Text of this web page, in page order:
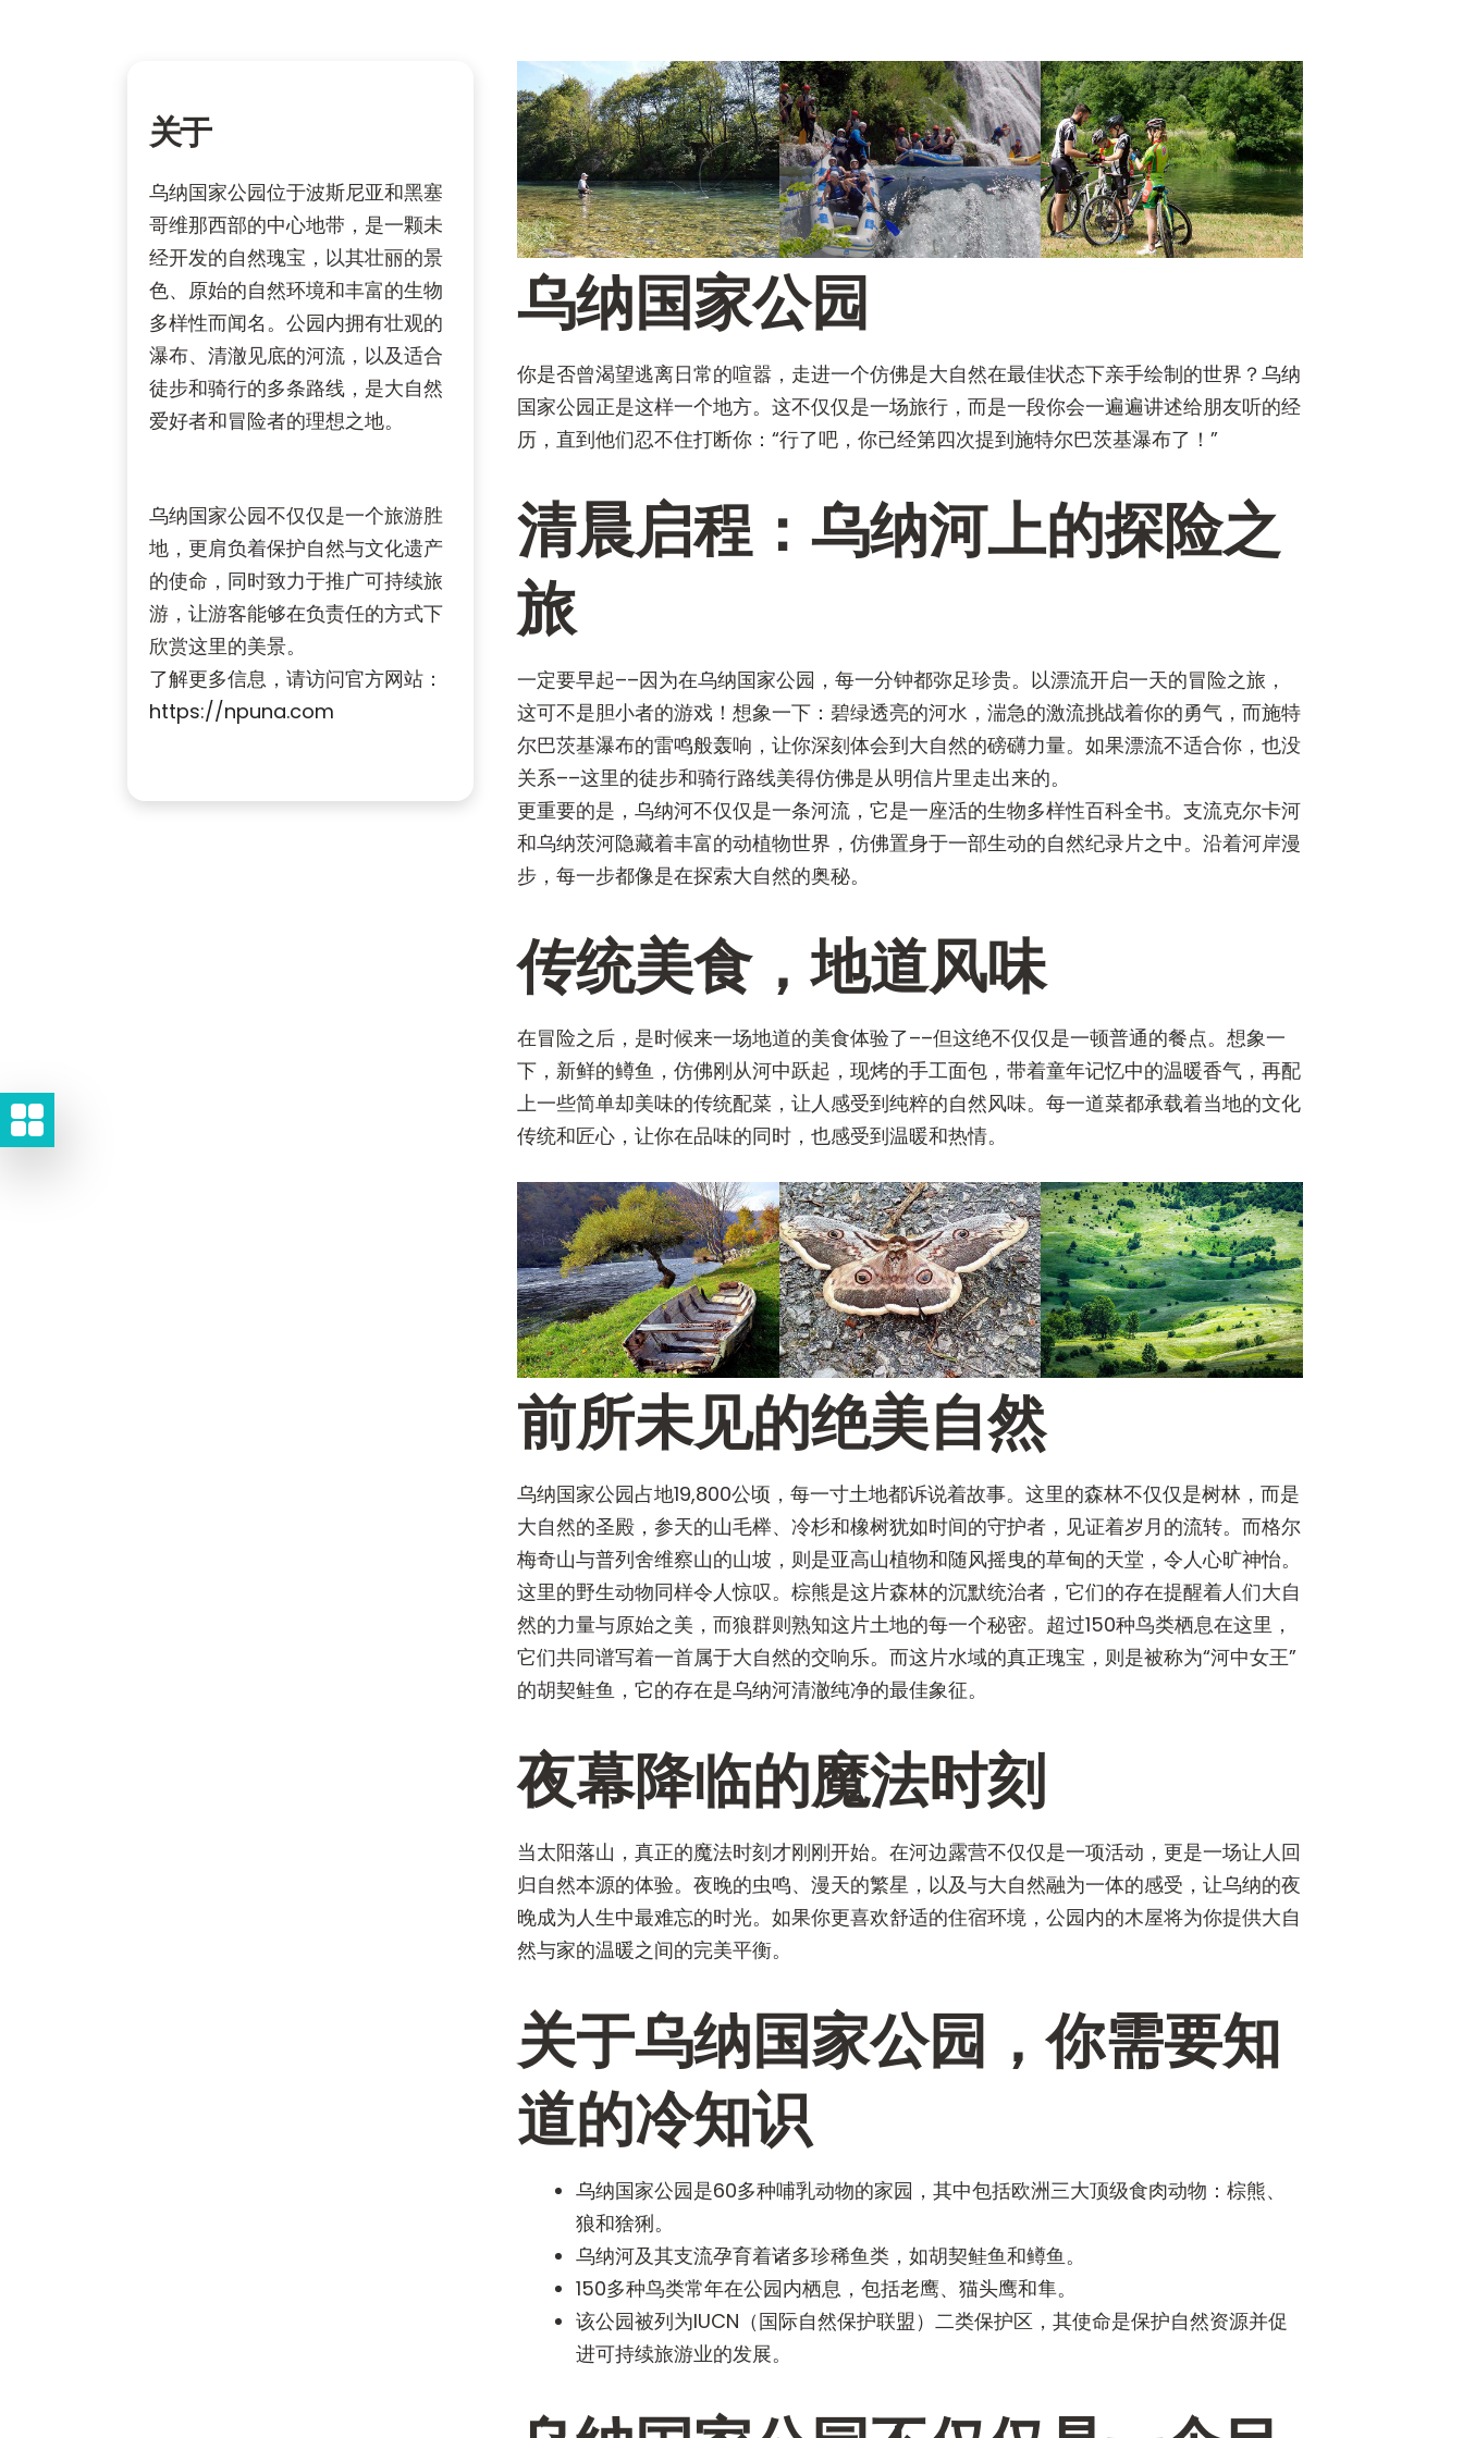
关于
乌纳国家公园位于波斯尼亚和黑塞
哥维那西部的中心地带，是一颗未
经开发的自然瑰宝，以其壮丽的景
色、原始的自然环境和丰富的生物
多样性而闻名。公园内拥有壮观的
瀑布、清澈见底的河流，以及适合
徒步和骑行的多条路线，是大自然
爱好者和冒险者的理想之地。
乌纳国家公园不仅仅是一个旅游胜
地，更肩负着保护自然与文化遗产
的使命，同时致力于推广可持续旅
游，让游客能够在负责任的方式下
欣赏这里的美景。
了解更多信息，请访问官方网站：
https://npuna.com
乌纳国家公园
你是否曾渴望逃离日常的喧嚣，走进一个仿佛是大自然在最佳状态下亲手绘制的世界？乌纳
国家公园正是这样一个地方。这不仅仅是一场旅行，而是一段你会一遍遍讲述给朋友听的经
历，直到他们忍不住打断你：“行了吧，你已经第四次提到施特尔巴茨基瀑布了！”
清晨启程：乌纳河上的探险之
旅
一定要早起––因为在乌纳国家公园，每一分钟都弥足珍贵。以漂流开启一天的冒险之旅，
这可不是胆小者的游戏！想象一下：碧绿透亮的河水，湍急的激流挑战着你的勇气，而施特
尔巴茨基瀑布的雷鸣般轰响，让你深刻体会到大自然的磅礴力量。如果漂流不适合你，也没
关系––这里的徒步和骑行路线美得仿佛是从明信片里走出来的。
更重要的是，乌纳河不仅仅是一条河流，它是一座活的生物多样性百科全书。支流克尔卡河
和乌纳茨河隐藏着丰富的动植物世界，仿佛置身于一部生动的自然纪录片之中。沿着河岸漫
步，每一步都像是在探索大自然的奥秘。
传统美食，地道风味
在冒险之后，是时候来一场地道的美食体验了––但这绝不仅仅是一顿普通的餐点。想象一
下，新鲜的鳟鱼，仿佛刚从河中跃起，现烤的手工面包，带着童年记忆中的温暖香气，再配
上一些简单却美味的传统配菜，让人感受到纯粹的自然风味。每一道菜都承载着当地的文化
传统和匠心，让你在品味的同时，也感受到温暖和热情。
前所未见的绝美自然
乌纳国家公园占地19,800公顷，每一寸土地都诉说着故事。这里的森林不仅仅是树林，而是
大自然的圣殿，参天的山毛榉、冷杉和橡树犹如时间的守护者，见证着岁月的流转。而格尔
梅奇山与普列舍维察山的山坡，则是亚高山植物和随风摇曳的草甸的天堂，令人心旷神怡。
这里的野生动物同样令人惊叹。棕熊是这片森林的沉默统治者，它们的存在提醒着人们大自
然的力量与原始之美，而狼群则熟知这片土地的每一个秘密。超过150种鸟类栖息在这里，
它们共同谱写着一首属于大自然的交响乐。而这片水域的真正瑰宝，则是被称为“河中女王”
的胡契鲑鱼，它的存在是乌纳河清澈纯净的最佳象征。
夜幕降临的魔法时刻
当太阳落山，真正的魔法时刻才刚刚开始。在河边露营不仅仅是一项活动，更是一场让人回
归自然本源的体验。夜晚的虫鸣、漫天的繁星，以及与大自然融为一体的感受，让乌纳的夜
晚成为人生中最难忘的时光。如果你更喜欢舒适的住宿环境，公园内的木屋将为你提供大自
然与家的温暖之间的完美平衡。
关于乌纳国家公园，你需要知
道的冷知识
乌纳国家公园是60多种哺乳动物的家园，其中包括欧洲三大顶级食肉动物：棕熊、
狼和猞猁。
乌纳河及其支流孕育着诸多珍稀鱼类，如胡契鲑鱼和鳟鱼。
150多种鸟类常年在公园内栖息，包括老鹰、猫头鹰和隼。
该公园被列为IUCN（国际自然保护联盟）二类保护区，其使命是保护自然资源并促
进可持续旅游业的发展。